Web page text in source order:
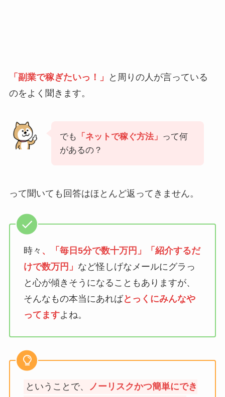
「副業で稼ぎたいっ！」
と周りの人が言っている
のをよく聞きます。
でも 「ネットで稼ぐ方法」 って何
があるの？
って聞いても回答はほとんど返ってきません。
時々 、「毎日5分で数十万円」「紹介するだ
けで数万円」 など怪しげなメールにグラっ
と心が傾きそうになることもありますが、
そんなもの本当にあればとっくにみんなや
ってますよね。
ということで、 ノーリスクかつ簡単にでき